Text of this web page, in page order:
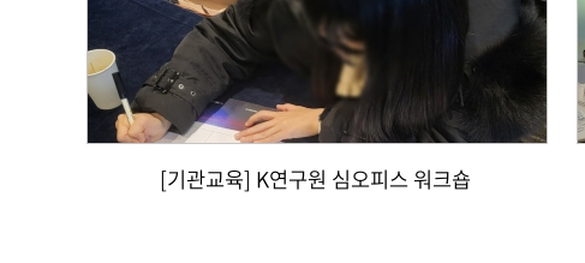
[기관교육] K연구원 심오피스 워크숍